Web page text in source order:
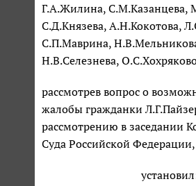
Г.А.Жилина, С.М.Казанцева,
С.Д.Князева, А.Н.Кокотова,
С.П.Маврина,
Н.В.Селезнева,
рассмотрев вопрос о
жалобы гражданки
рассмотрению в заседании
Суда Российской Федерации,